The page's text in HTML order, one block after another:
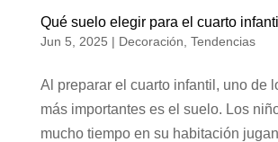
Qué suelo elegir para el cuarto infantil
Jun 5, 2025 | Decoración Tendencias
Al preparar el cuarto infantil, uno de
más importantes es el suelo. Los
mucho tiempo en su habitación